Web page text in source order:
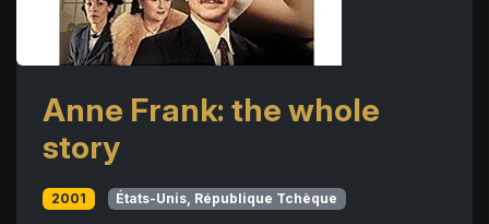
Anne Frank: the whole
story
2001 États-Unis, République Tchèque